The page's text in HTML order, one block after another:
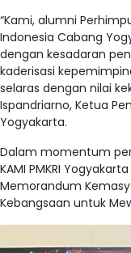
“Kami, alumni
Indonesia Cabang
dengan kesadaran
kaderisasi
selaras dengan nilai
Ispandriarno, Ketua
Yogyakarta.
Dalam momentum
KAMI PMKRI
Memorandum
Kebangsaan untuk